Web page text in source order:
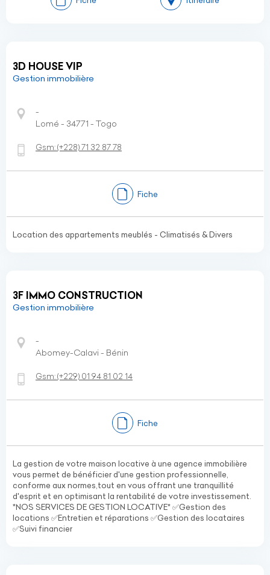
3D HOUSE VIP
Gestion immobilière
-
Lomé - 34771 - Togo
Gsm:(+228)71 32 87 78
Fiche
Location des appartements meublés - Climatisés & Divers
3F IMMO CONSTRUCTION
Gestion immobilière
-
Abomey-Calavi - Bénin
Gsm:(+229) 01 94 81 02 14
Fiche
La gestion de votre maison locative à une agence immobilière
vous permet de bénéficier d'une gestion professionnelle,
conforme aux normes,tout en vous offrant une tranquillité
d'esprit et en optimisant la rentabilité de votre investissement.
*NOS SERVICES DE GESTION LOCATIVE* ✅Gestion des
locations ✅Entretien et réparations ✅Gestion des locataires
✅Suivi financier